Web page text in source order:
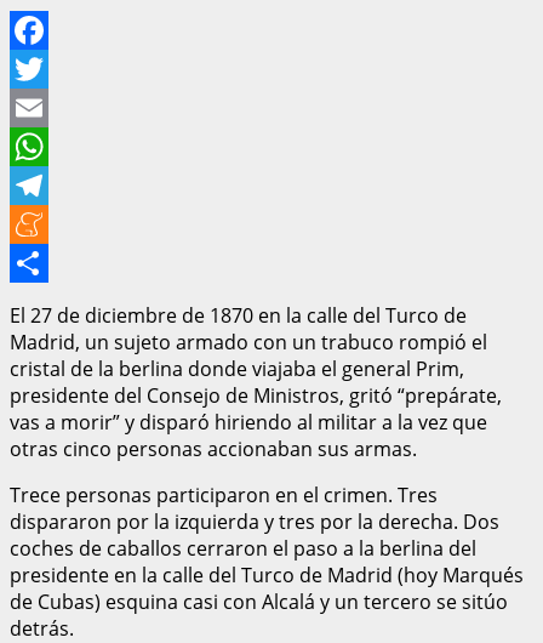
Facebook
Twitter
Email
WhatsApp
Telegram
Meneame
Compartir
El 27 de diciembre de 1870 en la calle del Turco de
Madrid, un sujeto armado con un trabuco rompió el
cristal de la berlina donde viajaba el general Prim,
presidente del Consejo de Ministros, gritó “prepárate,
vas a morir” y disparó hiriendo al militar a la vez que
otras cinco personas accionaban sus armas.
Trece personas participaron en el crimen. Tres
dispararon por la izquierda y tres por la derecha. Dos
coches de caballos cerraron el paso a la berlina del
presidente en la calle del Turco de Madrid (hoy Marqués
de Cubas) esquina casi con Alcalá y un tercero se sitúo
detrás.